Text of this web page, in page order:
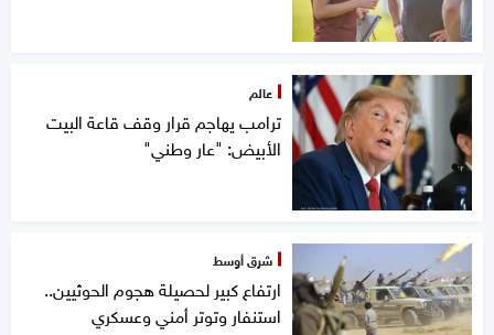
عالم
ترامب يهاجم قرار وقف قاعة البيت
الأبيض: "عار وطني"
شرق أوسط
ارتفاع كبير لحصيلة هجوم الحوثيين..
استنفار وتوتر أمني وعسكري